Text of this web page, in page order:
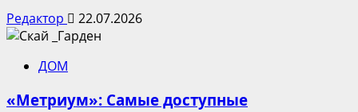
Редактор 22.07.2026
ДОМ
«Метриум»: Самые доступные